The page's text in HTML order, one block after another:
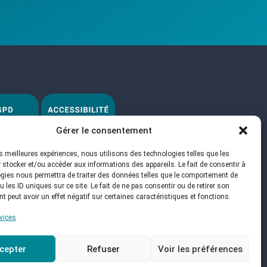
Gérer le consentement
meilleures expériences, nous utilisons des technologies telles que les
stocker et/ou accéder aux informations des appareils. Le fait de consentir à
nous permettra de traiter des données telles que le comportement de
les ID uniques sur ce site. Le fait de ne pas consentir ou de retirer son
peut avoir un effet négatif sur certaines caractéristiques et fonctions.
Refuser Voir les préférences